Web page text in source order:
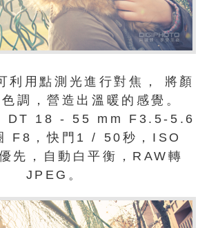
利用點測光進行對焦， 將顏
調，營造出溫暖的感覺。
DT 18 - 55 mm F3.5-5.6
F8，快門1 / 50秒，ISO
先，自動白平衡，RAW轉
JPEG。